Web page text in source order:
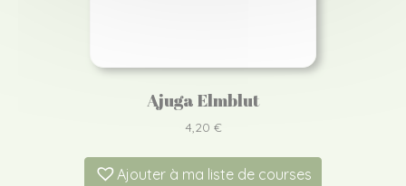
Ajuga Elmblut
4,20 €
Ajouter à ma liste de courses